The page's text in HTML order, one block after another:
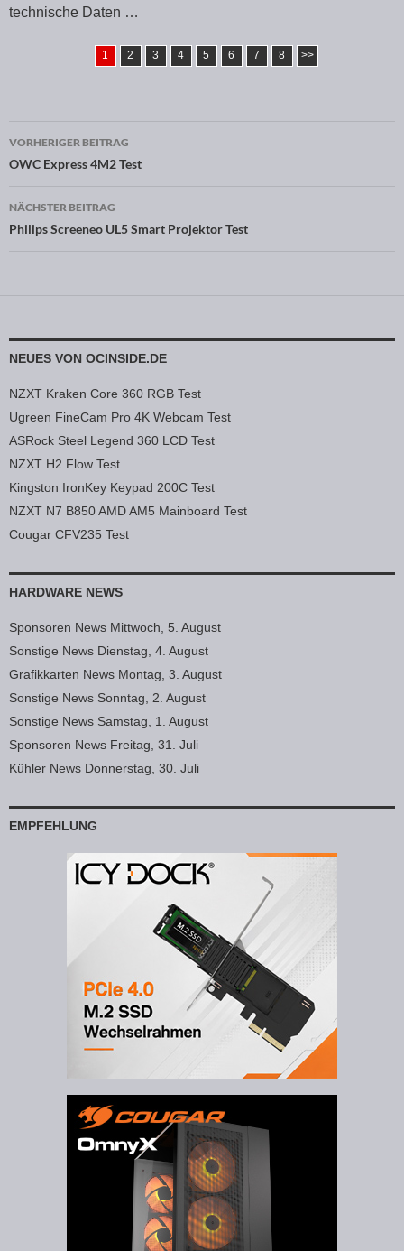
technische Daten …
1 2 3 4 5 6 7 8 >>
Beitragsnavigation
VORHERIGER BEITRAG
OWC Express 4M2 Test
NÄCHSTER BEITRAG
Philips Screeneo UL5 Smart Projektor Test
NEUES VON OCINSIDE.DE
NZXT Kraken Core 360 RGB Test
Ugreen FineCam Pro 4K Webcam Test
ASRock Steel Legend 360 LCD Test
NZXT H2 Flow Test
Kingston IronKey Keypad 200C Test
NZXT N7 B850 AMD AM5 Mainboard Test
Cougar CFV235 Test
HARDWARE NEWS
Sponsoren News Mittwoch, 5. August
Sonstige News Dienstag, 4. August
Grafikkarten News Montag, 3. August
Sonstige News Sonntag, 2. August
Sonstige News Samstag, 1. August
Sponsoren News Freitag, 31. Juli
Kühler News Donnerstag, 30. Juli
EMPFEHLUNG